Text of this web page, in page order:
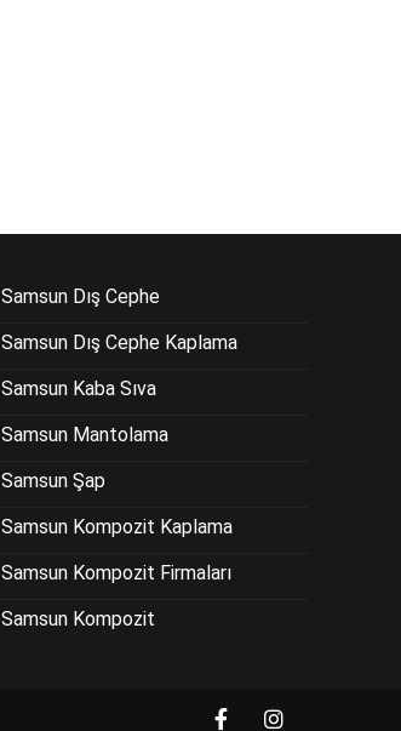
Samsun Dış Cephe
Samsun Dış Cephe Kaplama
Samsun Kaba Sıva
Samsun Mantolama
Samsun Şap
Samsun Kompozit Kaplama
Samsun Kompozit Firmaları
Samsun Kompozit